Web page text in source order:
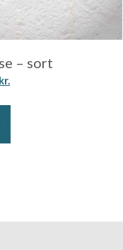
– sort
kr.